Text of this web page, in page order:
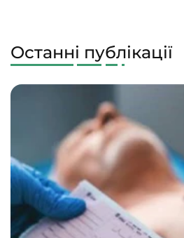
Останні публікації